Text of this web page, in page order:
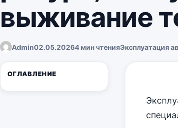
выживание
Admin02.05.20264 мин чтенияЭксплуатация
ОГЛАВЛЕНИЕ